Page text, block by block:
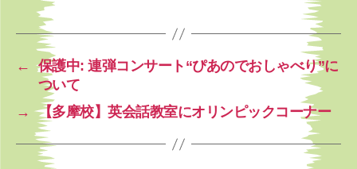
←
保護中: 連弾コンサート“ぴあのでおしゃべり”に
ついて
→
【多摩校】英会話教室にオリンピックコーナー